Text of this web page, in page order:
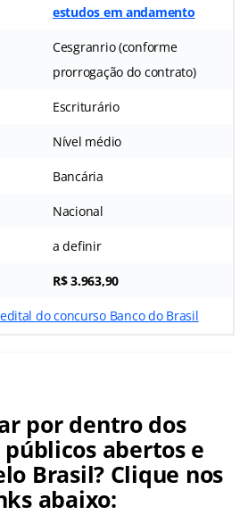
estudos em andamento
Cesgranrio (conforme
prorrogação do contrato)
Escriturário
Nível médio
Bancária
Nacional
a definir
R$ 3.963,90
do concurso Banco do Brasil
por dentro dos
públicos abertos e
Brasil? Clique nos
abaixo: